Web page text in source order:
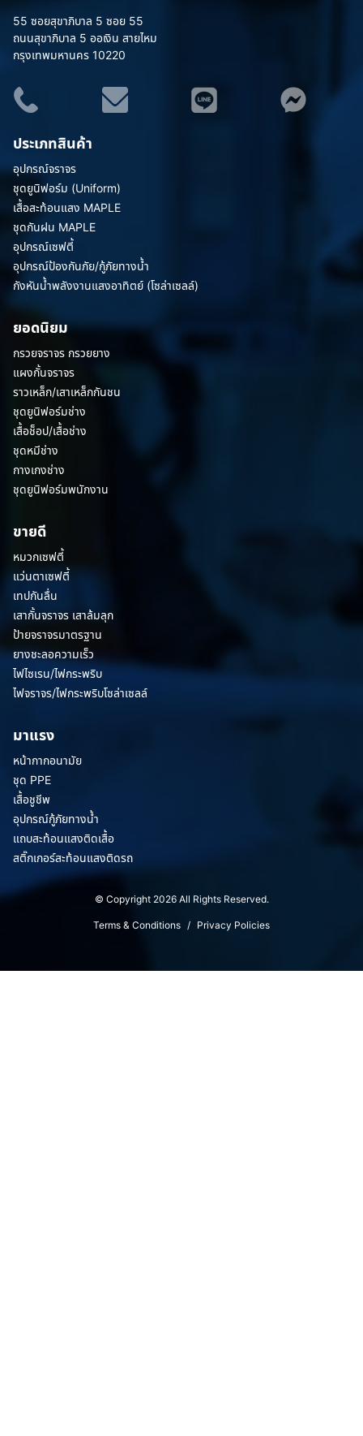
55 ซอยสุขาภิบาล 5 ซอย 55
ถนนสุขาภิบาล 5 ออเงิน สายไหม
กรุงเทพมหานคร 10220
ประเภทสินค้า
อุปกรณ์จราจร
ชุดยูนิฟอร์ม (Uniform)
เสื้อสะท้อนแสง MAPLE
ชุดกันฝน MAPLE
อุปกรณ์เซฟตี้
อุปกรณ์ป้องกันภัย/กู้ภัยทางน้ำ
กังหันน้ำพลังงานแสงอาทิตย์ (โซล่าเซลล์)
ยอดนิยม
กรวยจราจร กรวยยาง
แผงกั้นจราจร
ราวเหล็ก/เสาเหล็กกันชน
ชุดยูนิฟอร์มช่าง
เสื้อช็อป/เสื้อช่าง
ชุดหมีช่าง
กางเกงช่าง
ชุดยูนิฟอร์มพนักงาน
ขายดี
หมวกเซฟตี้
แว่นตาเซฟตี้
เทปกันลื่น
เสากั้นจราจร เสาล้มลุก
ป้ายจราจรมาตรฐาน
ยางชะลอความเร็ว
ไฟไซเรน/ไฟกระพริบ
ไฟจราจร/ไฟกระพริบโซล่าเซลล์
มาแรง
หน้ากากอนามัย
ชุด PPE
เสื้อชูชีพ
อุปกรณ์กู้ภัยทางน้ำ
แถบสะท้อนแสงติดเสื้อ
สติ๊กเกอร์สะท้อนแสงติดรถ
© Copyright 2026 All Rights Reserved.
Terms & Conditions / Privacy Policies